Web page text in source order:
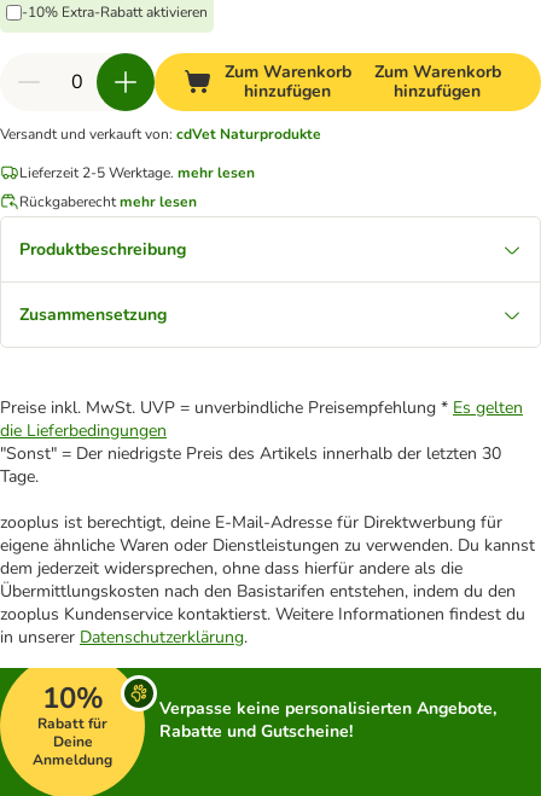
-10% Extra-Rabatt aktivieren
Zum Warenkorb
hinzufügen
Zum Warenkorb
hinzufügen
Versandt und verkauft von: cdVet Naturprodukte
Lieferzeit 2-5 Werktage. mehr lesen
Rückgaberechtmehr lesen
Produktbeschreibung
Zusammensetzung
Preise inkl. MwSt. UVP = unverbindliche Preisempfehlung * Es gelten
die Lieferbedingungen
"Sonst" = Der niedrigste Preis des Artikels innerhalb der letzten 30
Tage.
zooplus ist berechtigt, deine E-Mail-Adresse für Direktwerbung für
eigene ähnliche Waren oder Dienstleistungen zu verwenden. Du kannst
dem jederzeit widersprechen, ohne dass hierfür andere als die
Übermittlungskosten nach den Basistarifen entstehen, indem du den
zooplus Kundenservice kontaktierst. Weitere Informationen findest du
in unserer Datenschutzerklärung.
10%
Rabatt für
Deine
Anmeldung
Verpasse keine personalisierten Angebote,
Rabatte und Gutscheine!